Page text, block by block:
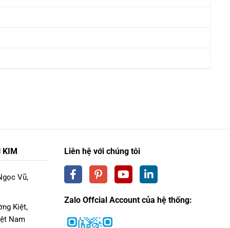
KIM
Vũ,
Kiệt,
Nam
Liên hệ với chúng tôi
Zalo Offcial Account của hệ thống: